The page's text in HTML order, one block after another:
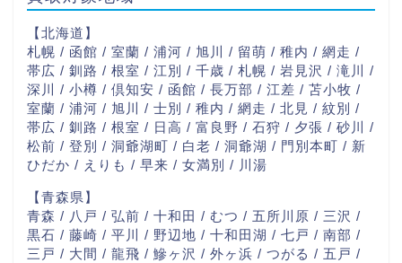
【北海道】
札幌 / 函館 / 室蘭 / 浦河 / 旭川 / 留萌 / 稚内 / 網走 /
帯広 / 釧路 / 根室 / 江別 / 千歳 / 札幌 / 岩見沢 / 滝川 /
深川 / 小樽 / 倶知安 / 函館 / 長万部 / 江差 / 苫小牧 /
室蘭 / 浦河 / 旭川 / 士別 / 稚内 / 網走 / 北見 / 紋別 /
帯広 / 釧路 / 根室 / 日高 / 富良野 / 石狩 / 夕張 / 砂川 /
松前 / 登別 / 洞爺湖町 / 白老 / 洞爺湖 / 門別本町 / 新
ひだか / えりも / 早来 / 女満別 / 川湯
【青森県】
青森 / 八戸 / 弘前 / 十和田 / むつ / 五所川原 / 三沢 /
黒石 / 藤崎 / 平川 / 野辺地 / 十和田湖 / 七戸 / 南部 /
三戸 / 大間 / 龍飛 / 鰺ヶ沢 / 外ヶ浜 / つがる / 五戸 /